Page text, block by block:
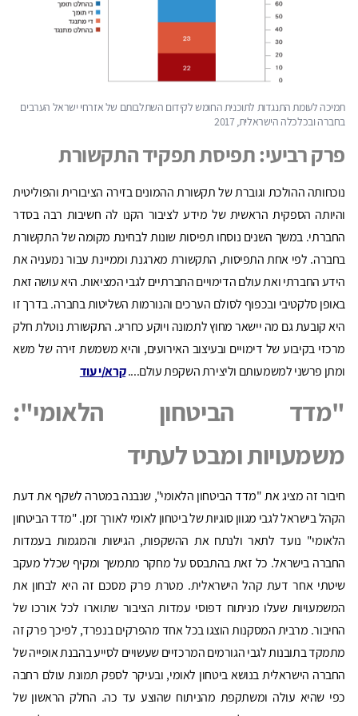
תמיכה לעומת התנגדות לתוכנית החומש לקידום השתלבותם של אזרחי ישראל הערבים
בחברה ובכלכלה הישראלית, 2017
פרק רביעי: תפיסת תפקיד התקשורת
נוכחותה ההולכת וגוברת של תקשורת ההמונים בזירה הציבורית והפוליטית
והיותה הספקית הראשית של מידע לציבור הקנו לה חשיבות רבה בסדר
החברתי. במשך השנים נוסחו תפיסות שונות לבחינת מקומה של התקשורת
בחברה. לפי אחת התפיסות, התקשורת מארגנת וממיינת עבור נמעניה את
הידע החברתי ואת עולם הדימויים החברתיים לגבי המציאות. היא עושה זאת
באופן סלקטיבי ובכפוף לסולם הערכים והנורמות השליטות בחברה. בדרך זו
היא קובעת גם מה יישאר מחוץ לתמונה ויוקע כחריג. התקשורת נוטלת חלק
מרכזי בקיבוע של דימויים ובעיצוב האירועים, והיא משמשת זירה של משא
ומתן פרשני למשמעותם וליצירת השקפת עולם....קרא/י עוד
"מדד הביטחון הלאומי":
משמעויות ומבט לעתיד
חיבור זה מציג את "מדד הביטחון הלאומי", שנבנה במטרה לשקף את דעת
הקהל בישראל לגבי מגוון סוגיות של ביטחון לאומי לאורך זמן. "מדד הביטחון
הלאומי" נועד לתאר ולנתח את ההשקפות, הגישות והמגמות בעמדות
החברה בישראל. כל זאת בהתבסס על מחקר מתמשך ומקיף שכלל מעקב
שיטתי אחר דעת קהל הישראלית. מטרת פרק מסכם זה היא לבחון את
המשמעויות שעלו מניתוח דפוסי עמדות הציבור שתוארו לכל אורכו של
החיבור. מרבית המסקנות הוצגו בכל אחד מהפרקים בנפרד, לפיכך פרק זה
מתמקד בתובנות לגבי הגורמים המרכזיים שעשויים לסייע בהבנת אופייה של
החברה הישראלית בנושא ביטחון לאומי, ובעיקר לספק תמונת עולם רחבה
כפי שהיא עולה ומשתקפת מהניתוח שהוצע עד כה. החלק הראשון של